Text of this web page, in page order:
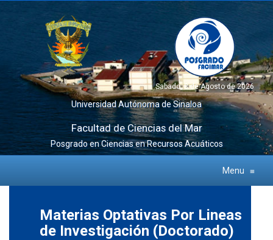
Sabado, 8 de Agosto de 2026
Universidad Autónoma de Sinaloa
Facultad de Ciencias del Mar
Posgrado en Ciencias en Recursos Acuáticos
Menu ≡
Materias Optativas Por Lineas
de Investigación (Doctorado)